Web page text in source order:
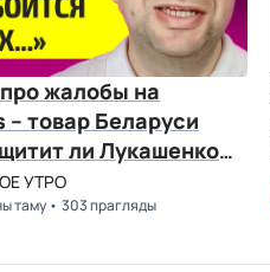
жалобы на
товар Беларуси
ли Лукашенко
Россию
УТРО
таму 303 прагляды